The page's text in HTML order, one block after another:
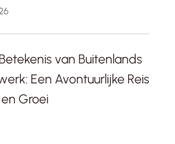
van Buitenlands
Een Avontuurlijke Reis
Groei